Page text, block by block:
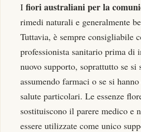
I fiori australiani per la
rimedi naturali e generalmente
Tuttavia, è sempre consigliabile
professionista sanitario prima di
nuovo supporto, soprattutto se si
assumendo farmaci o se si
salute particolari. Le essenze
sostituiscono il parere medico e
essere utilizzate come unico